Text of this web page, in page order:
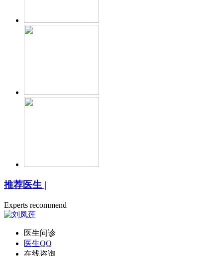
推荐医生 |
Experts recommend
医生问诊
医生QQ
在线咨询